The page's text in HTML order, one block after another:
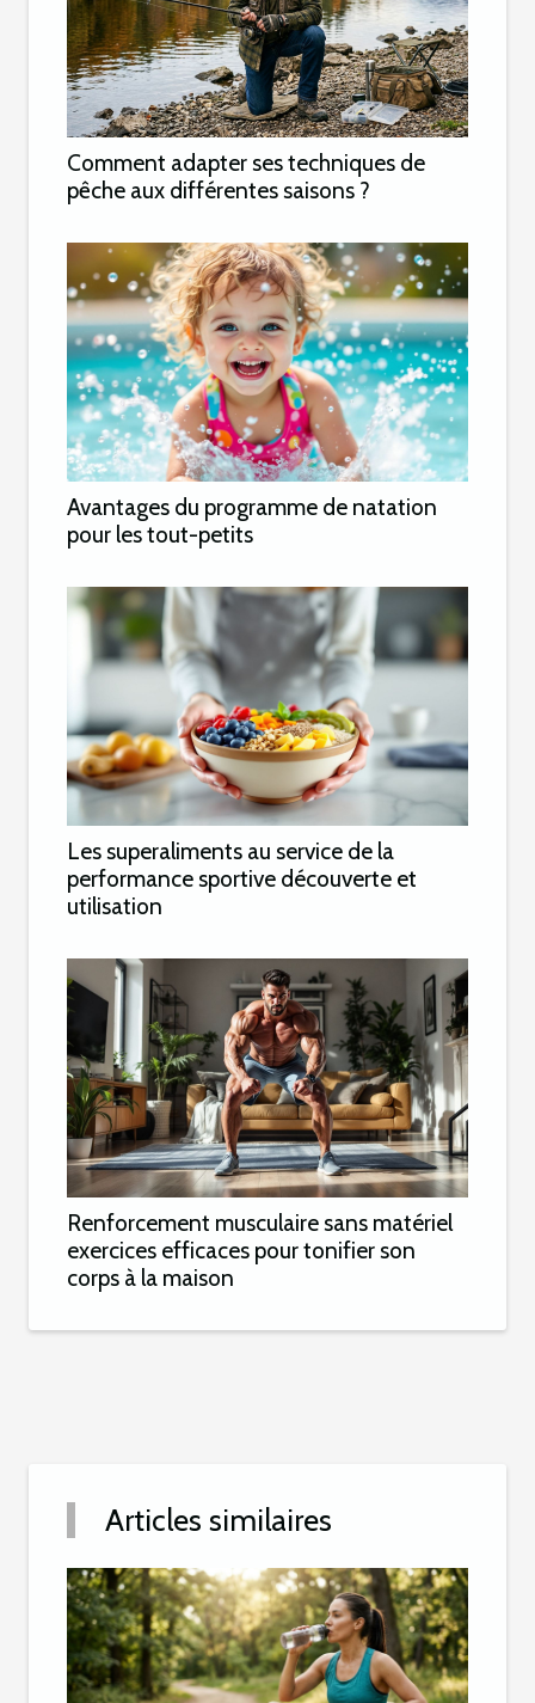
Comment adapter ses techniques de
pêche aux différentes saisons ?
Avantages du programme de natation
pour les tout-petits
Les superaliments au service de la
performance sportive découverte et
utilisation
Renforcement musculaire sans matériel
exercices efficaces pour tonifier son
corps à la maison
Articles similaires